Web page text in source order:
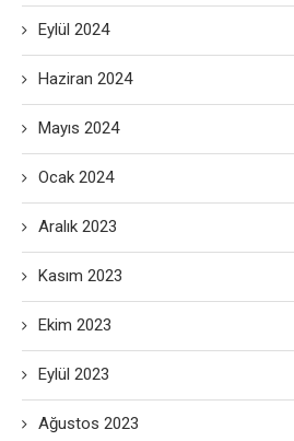
Eylül 2024
Haziran 2024
Mayıs 2024
Ocak 2024
Aralık 2023
Kasım 2023
Ekim 2023
Eylül 2023
Ağustos 2023